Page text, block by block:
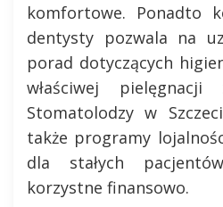
komfortowe. Ponadto
dentysty pozwala na
porad dotyczących
właściwej
Stomatolodzy w
także programy
dla stałych
korzystne finansowo.